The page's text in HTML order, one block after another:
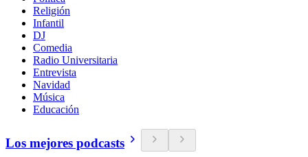
Religión
Infantil
DJ
Comedia
Radio Universitaria
Entrevista
Navidad
Música
Educación
Los mejores podcasts